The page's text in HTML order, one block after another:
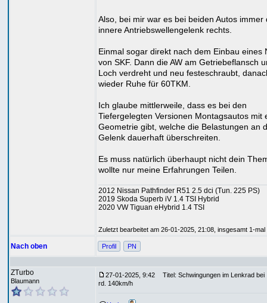
Also, bei mir war es bei beiden Autos immer
innere Antriebswellengelenk rechts.
Einmal sogar direkt nach dem Einbau eines
von SKF. Dann die AW am Getriebeflansch
Loch verdreht und neu festeschraubt,
wieder Ruhe für 60TKM.
Ich glaube mittlerweile, dass es bei den
Tiefergelegten Versionen Montagsautos mit
Geometrie gibt, welche die Belastungen an
Gelenk dauerhaft überschreiten.
Es muss natürlich überhaupt nicht dein
wollte nur meine Erfahrungen Teilen.
2012 Nissan Pathfinder R51 2.5 dci (Tun. 225 PS)
2019 Skoda Superb iV 1.4 TSI Hybrid
2020 VW Tiguan eHybrid 1.4 TSI
Zuletzt bearbeitet am 26-01-2025, 21:08, insgesamt 1-mal
Nach oben Profil PN
ZTurbo
Blaumann
27-01-2025, 9:42
Titel: Schwingungen im Lenkrad bei
rd. 140km/h